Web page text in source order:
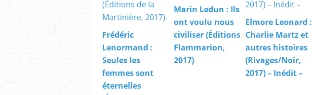
Frédéric
Lenormand :
Seules les
femmes sont
éternelles
Marin Ledun : Ils
ont voulu nous
civiliser (Éditions
Flammarion,
2017)
Elmore Leonard :
Charlie Martz et
autres histoires
(Rivages/Noir,
2017) – Inédit –